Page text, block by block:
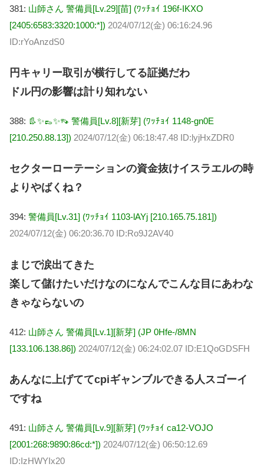
381: 山師さん 警備員[Lv.29][苗] (ﾜｯﾁｮｲ 196f-IKXO
[2405:6583:3320:1000:*]) 2024/07/12(金) 06:16:24.96
ID:rYoAnzdS0
円キャリー取引が横行してる証拠だわ
ドル円の影響は計り知れない
388: 👢✨👞✨👡 警備員[Lv.8][新芽] (ﾜｯﾁｮｲ 1148-gn0E
[210.250.88.13]) 2024/07/12(金) 06:18:47.48 ID:lyjHxZDR0
セクターローテーションの資金抜けイスラエルの時
よりやばくね？
394: 警備員[Lv.31] (ﾜｯﾁｮｲ 1103-lAYj [210.165.75.181])
2024/07/12(金) 06:20:36.70 ID:Ro9J2AV40
まじで涙出てきた
楽して儲けたいだけなのになんでこんな目にあわな
きゃならないの
412: 山師さん 警備員[Lv.1][新芽] (JP 0Hfe-/8MN
[133.106.138.86]) 2024/07/12(金) 06:24:02.07 ID:E1QoGDSFH
あんなに上げててcpiギャンブルできる人スゴーイ
ですね
491: 山師さん 警備員[Lv.9][新芽] (ﾜｯﾁｮｲ ca12-VOJO
[2001:268:9890:86cd:*]) 2024/07/12(金) 06:50:12.69
ID:IzHWYIx20